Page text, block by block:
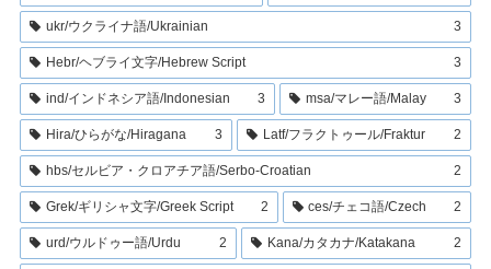
ukr/ウクライナ語/Ukrainian 3
Hebr/ヘブライ文字/Hebrew Script 3
ind/インドネシア語/Indonesian 3 msa/マレー語/Malay 3
Hira/ひらがな/Hiragana 3 Latf/フラクトゥール/Fraktur 2
hbs/セルビア・クロアチア語/Serbo-Croatian 2
Grek/ギリシャ文字/Greek Script 2 ces/チェコ語/Czech 2
urd/ウルドゥー語/Urdu 2 Kana/カタカナ/Katakana 2